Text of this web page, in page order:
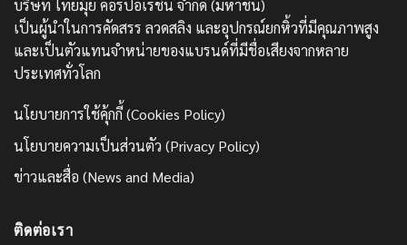
บริษัท ไทยมุ้ย คอร์ปอเรชั่น จำกัด (มหาชน)
เป็นผู้นำในการคัดสรร ลวดสลิง และอุปกรณ์ยกหิ้วที่มีคุณภาพสูง
และเป็นตัวแทนจำหน่ายของแบรนด์ที่มีชื่อเสียงจากหลาย
ประเทศทั่วโลก
นโยบายการใช้คุ้กกี้ (Cookies Policy)
นโยบายความเป็นส่วนตัว (Privacy Policy)
ข่าวและสื่อ (News and Media)
ติดต่อเรา